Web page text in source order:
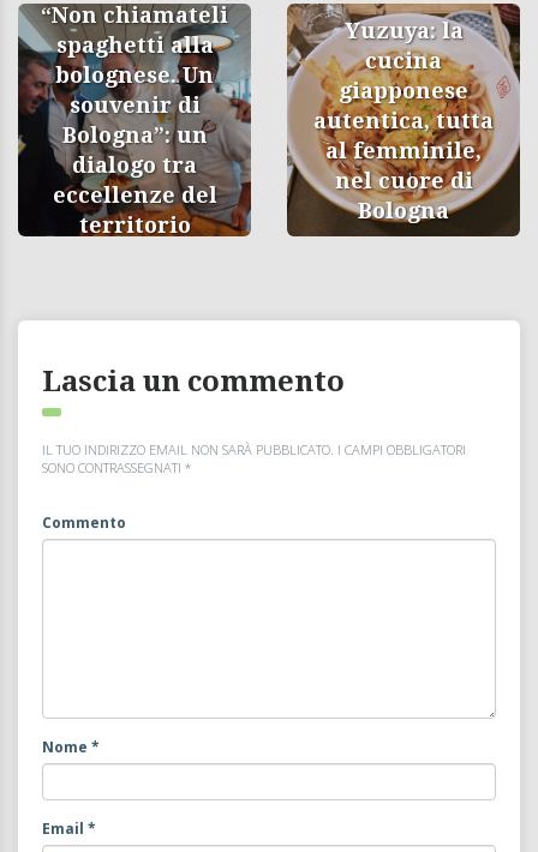
“Non chiamateli
spaghetti alla
bolognese. Un
souvenir di
Bologna”: un
dialogo tra
eccellenze del
territorio
Yuzuya: la
cucina
giapponese
autentica, tutta
al femminile,
nel cuore di
Bologna
Lascia un commento
IL TUO INDIRIZZO EMAIL NON SARÀ PUBBLICATO. I CAMPI OBBLIGATORI
SONO CONTRASSEGNATI *
Commento
Nome *
Email *